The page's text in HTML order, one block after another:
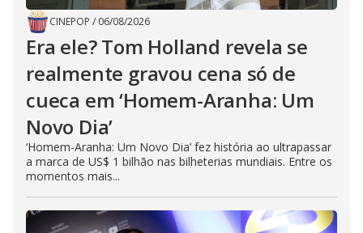
CINEPOP / 06/08/2026
Era ele? Tom Holland revela se
realmente gravou cena só de
cueca em ‘Homem-Aranha: Um
Novo Dia’
‘Homem-Aranha: Um Novo Dia’ fez história ao ultrapassar
a marca de US$ 1 bilhão nas bilheterias mundiais. Entre os
momentos mais...